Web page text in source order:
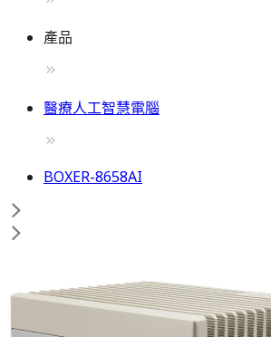
產品
醫療人工智慧電腦
BOXER-8658AI